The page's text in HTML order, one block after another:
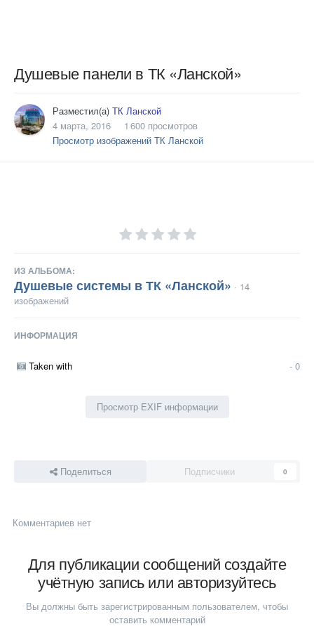
Душевые панели в ТК «Ланской»
Разместил(а) ТК Ланской
4 марта, 2016
1 600 просмотров
Просмотр изображений ТК Ланской
ИЗ АЛЬБОМА:
Душевые системы в ТК «Ланской» · 14
изображений
ИНФОРМАЦИЯ
Taken with - 0
Просмотр EXIF информации
Поделиться Подписчики 0
Комментариев нет
Для публикации сообщений создайте
учётную запись или авторизуйтесь
Вы должны быть зарегистрированным пользователем, чтобы
оставить комментарий